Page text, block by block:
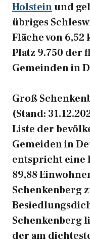
Holsteinund
übriges
Fläche von
Platz 9.750 der
Gemeinden in
Groß
(Stand:
Liste der
Gemeiden in
entspricht eine
89,88
Schenkenberg
Schenkenberg
der am